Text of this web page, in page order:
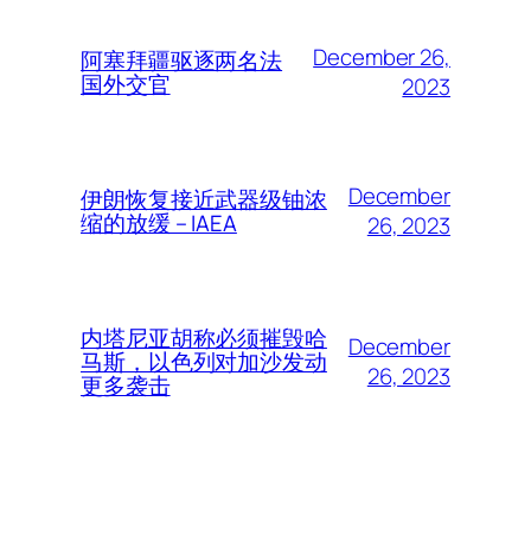
阿塞拜疆驱逐两名法
国外交官
December 26,
2023
伊朗恢复接近武器级铀浓
缩的放缓 – IAEA
December
26, 2023
内塔尼亚胡称必须摧毁哈
马斯，以色列对加沙发动
更多袭击
December
26, 2023